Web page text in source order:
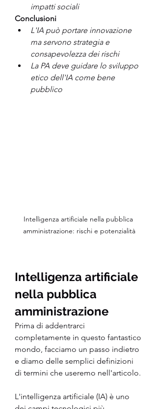
impatti sociali
Conclusioni
L'IA può portare innovazione
ma servono strategia e
consapevolezza dei rischi
La PA deve guidare lo sviluppo
etico dell'IA come bene
pubblico
Intelligenza artificiale nella pubblica
amministrazione: rischi e potenzialità
Intelligenza artificiale
nella pubblica
amministrazione
Prima di addentrarci
completamente in questo fantastico
mondo, facciamo un passo indietro
e diamo delle semplici definizioni
di termini che useremo nell'articolo.
L'intelligenza artificiale (IA) è uno